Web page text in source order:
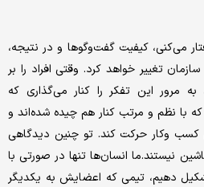
می‌کنی، کیفیت گفت‌وگوها و در نتیجه،
تغییر خواهد کرد. وقتی افراد را بر
به مرور این تفکر را کنار می‌گذاری که
با نظم و مرتب کنار هم چیده شده‌اند و
کسب وکار حرکت کند. تو چنین دیدگاهی
نیستند.ما انسان‌ها تنها در صورتی با
دهیم، تیمی که اعضایش به یکدیگر